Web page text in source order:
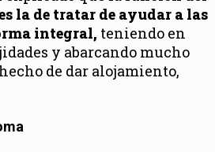
la de tratar de ayudar a las
integral, teniendo en
y abarcando mucho
de dar alojamiento,